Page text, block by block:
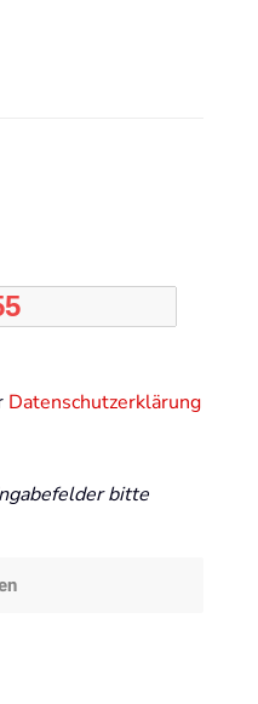
Datenschutzerklärung
bitte